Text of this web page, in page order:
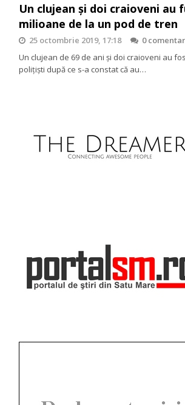
Un clujean şi doi craioveni au
milioane de la un pod de tren
25 octombrie 2019, 17:18
0
Un clujean de 69 de ani şi doi craioveni au
poliţişti după ce s-a constat că au…